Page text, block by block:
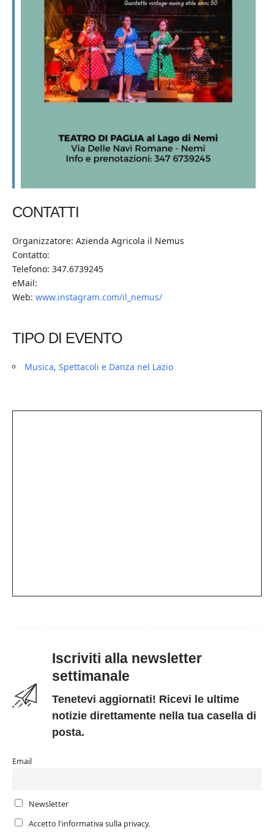
CONTATTI
Organizzatore: Azienda Agricola il Nemus
Contatto:
Telefono: 347.6739245
eMail:
Web: www.instagram.com/il_nemus/
TIPO DI EVENTO
Musica, Spettacoli e Danza nel Lazio
Iscriviti alla newsletter
settimanale
Tenetevi aggiornati! Ricevi le ultime
notizie direttamente nella tua casella di
posta.
Email
Newsletter
Accetto l'informativa sulla privacy.